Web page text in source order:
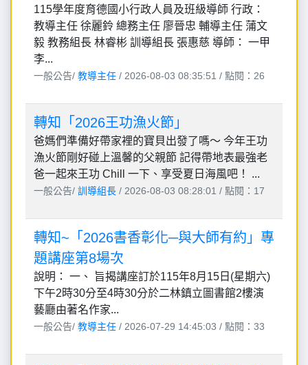
115學年度育德國小行政人員及班級導師 行政：
教導主任 徐麗鈴 總務主任 廖晉忠 輔導主任 蒲文
毅 教務組長 林睿彬 訓導組長 張惠慈 導師： 一甲
李...
一般公告/ 教導主任 / 2026-08-03 08:35:51 / 點閱：26
轉知「2026王功漁火節」
爸媽們準備好帶家裡的寶貝出發了嗎～ 今年王功
漁火節剛好碰上溫馨的父親節 記得帶地表最強老
爸一起來王功 Chill 一下、享受夏日海風吧！ ...
一般公告/ 訓導組長 / 2026-08-03 08:28:01 / 點閱：17
轉知~「2026書香彰化─與大師有約」專
題講座第8場次
說明： 一、 旨揭講座訂於115年8月15日(星期六)
下午2時30分至4時30分於二林鎮立圖書館2樓演
藝廳由著名作家...
一般公告/ 教導主任 / 2026-07-29 14:45:03 / 點閱：33